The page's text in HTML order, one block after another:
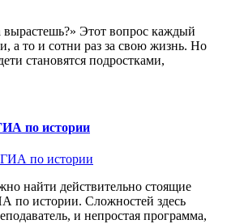
вырастешь?» Этот вопрос каждый
а то и сотни раз за свою жизнь. Но
становятся подростками,
по истории
найти действительно стоящие
по истории. Сложностей здесь
и непростая программа,